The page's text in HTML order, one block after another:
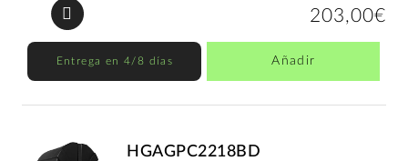
203,00€
Entrega en 4/8 días Añadir
HGAGPC2218BD